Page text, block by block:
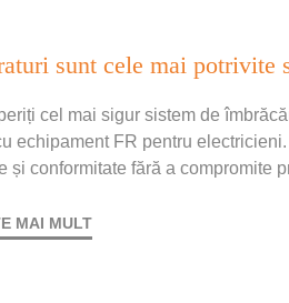
cel mai sigur sistem de
echipament FR pentru
și conformitate fără a compromite
MAI MULT